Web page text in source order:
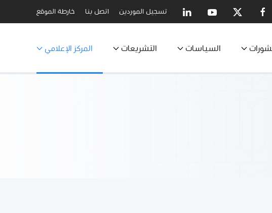
تسجيل الموردين اتصل بنا خارطة الموقع
السياسات التشريعات المركز الإعلامي